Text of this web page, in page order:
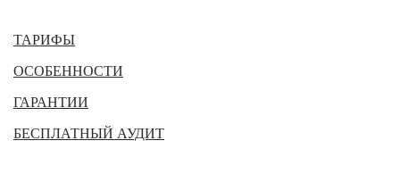
ТАРИФЫ
ОСОБЕННОСТИ
ГАРАНТИИ
БЕСПЛАТНЫЙ АУДИТ